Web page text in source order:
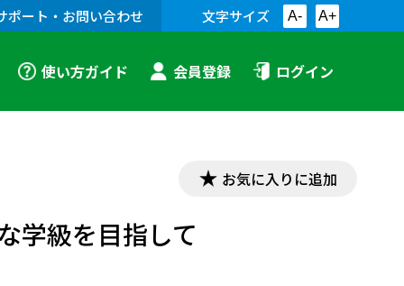
ポート・お問い合わせ 文字サイズ A- A+
使い方ガイド 会員登録 ログイン
お気に入りに追加
学級を目指して